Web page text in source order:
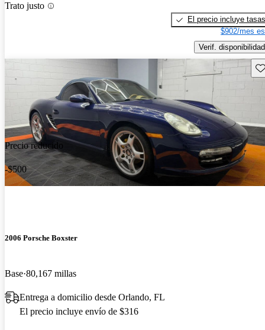
Trato justo
El precio incluye tasas
$902/mes
Verif. disponibilidad
Precio reducido
-$500
2006 Porsche Boxster
Base 80,167 millas
Entrega a domicilio desde Orlando, FL
El precio incluye envío de $316